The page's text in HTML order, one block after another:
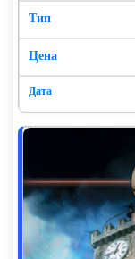
значит, я все
Жаль –
сердце…
Боже, как же
Глава I